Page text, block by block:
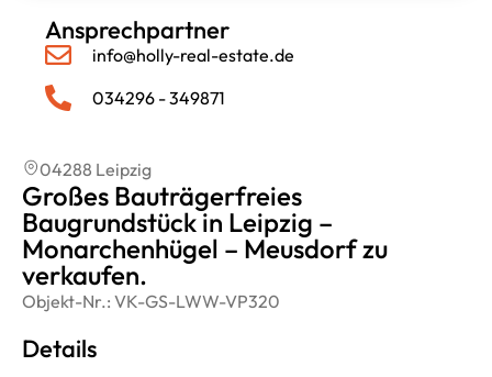
Ansprechpartner
info@holly-real-estate.de
034296 - 349871
04288 Leipzig
Großes Bauträgerfreies
Baugrundstück in Leipzig –
Monarchenhügel – Meusdorf zu
verkaufen.
Objekt-Nr.: VK-GS-LWW-VP320
Details